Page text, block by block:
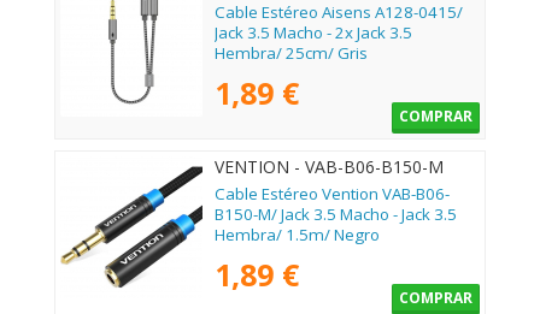
Cable Estéreo Aisens A128-0415/
Jack 3.5 Macho - 2x Jack 3.5
Hembra/ 25cm/ Gris
1,89 €
COMPRAR
VENTION - VAB-B06-B150-M
Cable Estéreo Vention VAB-B06-
B150-M/ Jack 3.5 Macho - Jack 3.5
Hembra/ 1.5m/ Negro
1,89 €
COMPRAR